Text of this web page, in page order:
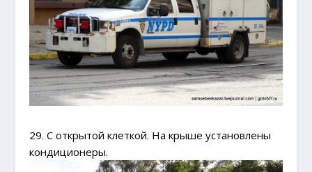
29. С открытой клеткой. На крыше установлены
кондиционеры.